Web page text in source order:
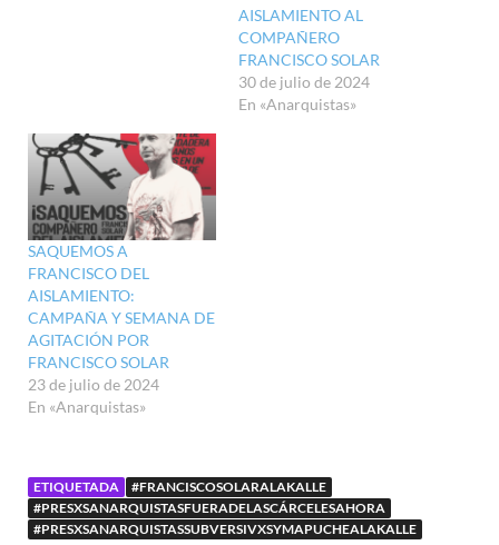
AISLAMIENTO AL
COMPAÑERO
FRANCISCO SOLAR
30 de julio de 2024
En «Anarquistas»
SAQUEMOS A
FRANCISCO DEL
AISLAMIENTO:
CAMPAÑA Y SEMANA DE
AGITACIÓN POR
FRANCISCO SOLAR
23 de julio de 2024
En «Anarquistas»
ETIQUETADA
#FRANCISCOSOLARALAKALLE
#PRESXSANARQUISTASFUERADELASCÁRCELESAHORA
#PRESXSANARQUISTASSUBVERSIVXSYMAPUCHEALAKALLE